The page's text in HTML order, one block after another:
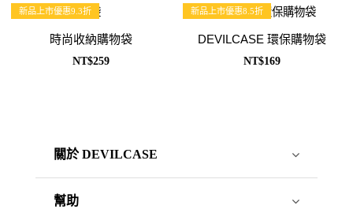
新品上市優惠9.3折
時尚收納購物袋
NT$259
新品上市優惠8.5折
DEVILCASE 環保購物袋
NT$169
關於 DEVILCASE
幫助